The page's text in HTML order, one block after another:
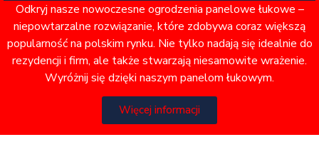
Odkryj nasze nowoczesne ogrodzenia panelowe łukowe –
niepowtarzalne rozwiązanie, które zdobywa coraz większą
popularność na polskim rynku. Nie tylko nadają się idealnie do
rezydencji i firm, ale także stwarzają niesamowite wrażenie.
Wyróżnij się dzięki naszym panelom łukowym.
Więcej informacji